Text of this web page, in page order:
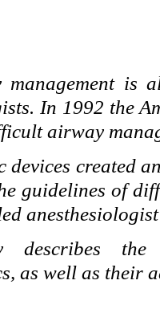
management is
In 1992 the
airway
devices created
guidelines of
describes the
as well as their